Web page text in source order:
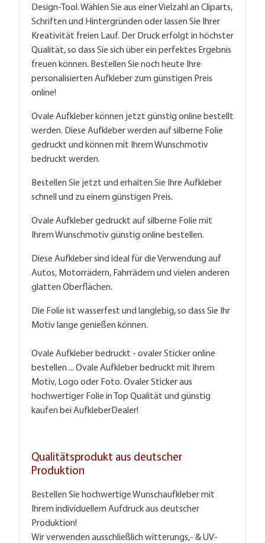
Design-Tool. Wählen Sie aus einer Vielzahl an Cliparts,
Schriften und Hintergründen oder lassen Sie Ihrer
Kreativität freien Lauf. Der Druck erfolgt in höchster
Qualität, so dass Sie sich über ein perfektes Ergebnis
freuen können. Bestellen Sie noch heute Ihre
personalisierten Aufkleber zum günstigen Preis
online!
Ovale Aufkleber können jetzt günstig online bestellt
werden. Diese Aufkleber werden auf silberne Folie
gedruckt und können mit Ihrem Wunschmotiv
bedruckt werden.
Bestellen Sie jetzt und erhalten Sie Ihre Aufkleber
schnell und zu einem günstigen Preis.
Ovale Aufkleber gedruckt auf silberne Folie mit
Ihrem Wunschmotiv günstig online bestellen.
Diese Aufkleber sind ideal für die Verwendung auf
Autos, Motorrädern, Fahrrädern und vielen anderen
glatten Oberflächen.
Die Folie ist wasserfest und langlebig, so dass Sie Ihr
Motiv lange genießen können.
Ovale Aufkleber bedruckt - ovaler Sticker online
bestellen ... Ovale Aufkleber bedruckt mit Ihrem
Motiv, Logo oder Foto. Ovaler Sticker aus
hochwertiger Folie in Top Qualität und günstig
kaufen bei AufkleberDealer!
Qualitätsprodukt aus deutscher
Produktion
Bestellen Sie hochwertige Wunschaufkleber mit
Ihrem individuellem Aufdruck aus deutscher
Produktion!
Wir verwenden ausschließlich witterungs,- & UV-